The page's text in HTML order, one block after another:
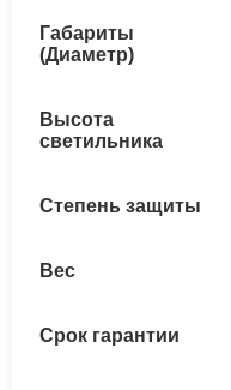
Габариты
(Диаметр)
Высота
светильника
Степень защиты
Вес
Срок гарантии